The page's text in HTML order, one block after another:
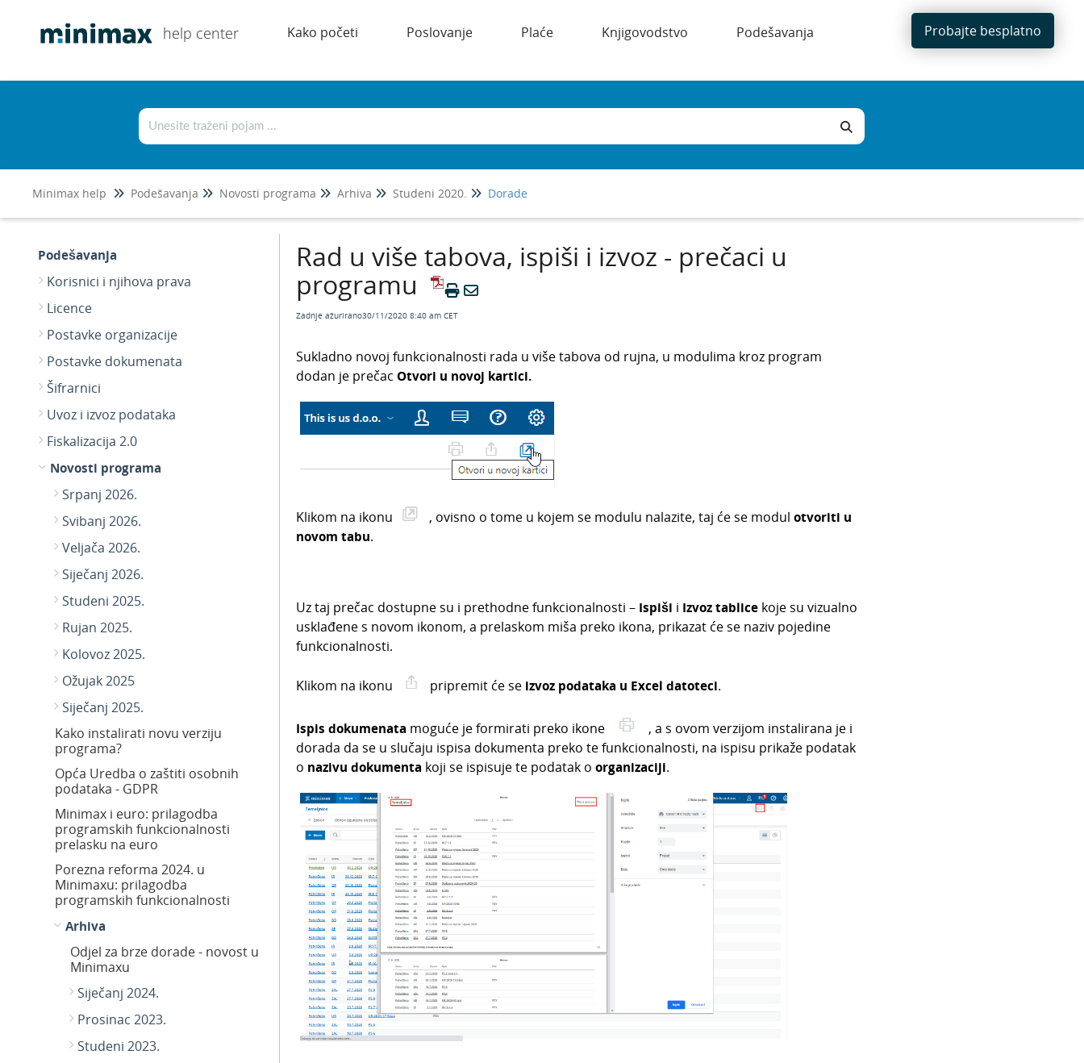
help center Kako početi Poslovanje Plaće Knjigovodstvo Podešavanja Probajte besplatno
Minimax help Podešavanja Novosti programa Arhiva Studeni 2020. Dorade
Podešavanja
Korisnici i njihova prava
Licence
Postavke organizacije
Postavke dokumenata
Šifrarnici
Uvoz i izvoz podataka
Fiskalizacija 2.0
Novosti programa
Srpanj 2026.
Svibanj 2026.
Veljača 2026.
Siječanj 2026.
Studeni 2025.
Rujan 2025.
Kolovoz 2025.
Ožujak 2025
Siječanj 2025.
Kako instalirati novu verziju
programa?
Opća Uredba o zaštiti osobnih
podataka - GDPR
Minimax i euro: prilagodba
programskih funkcionalnosti
prelasku na euro
Porezna reforma 2024. u
Minimaxu: prilagodba
programskih funkcionalnosti
Arhiva
Odjel za brze dorade - novost u
Minimaxu
Siječanj 2024.
Prosinac 2023.
Studeni 2023.
Rad u više tabova, ispiši i izvoz - prečaci u
programu
Zadnje ažurirano30/11/2020 8:40 am CET
Sukladno novoj funkcionalnosti rada u više tabova od rujna, u modulima kroz program
dodan je prečac Otvori u novoj kartici.
Klikom na ikonu , ovisno o tome u kojem se modulu nalazite, taj će se modul otvoriti u
novom tabu.
Uz taj prečac dostupne su i prethodne funkcionalnosti – Ispiši i Izvoz tablice koje su vizualno
usklađene s novom ikonom, a prelaskom miša preko ikona, prikazat će se naziv pojedine
funkcionalnosti.
Klikom na ikonu pripremit će se izvoz podataka u Excel datoteci.
Ispis dokumenata moguće je formirati preko ikone
, a s ovom verzijom instalirana je i
dorada da se u slučaju ispisa dokumenta preko te funkcionalnosti, na ispisu prikaže podatak
o nazivu dokumenta koji se ispisuje te podatak o organizaciji.